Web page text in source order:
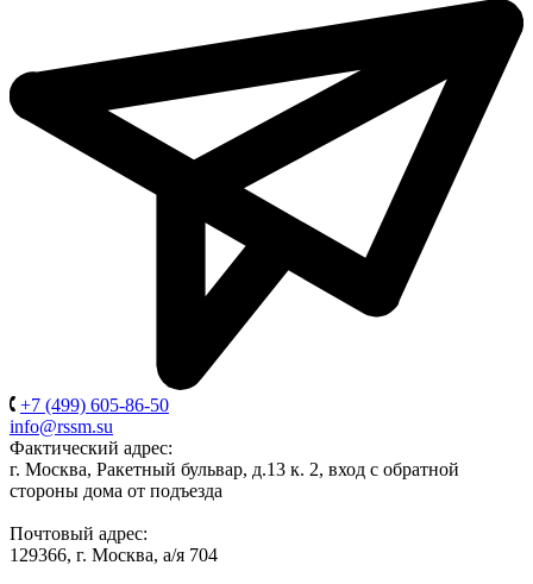
+7 (499) 605-86-50
info@rssm.su
Фактический адрес:
г. Москва, Ракетный бульвар, д.13 к. 2, вход с обратной
стороны дома от подъезда
Почтовый адрес:
129366, г. Москва, а/я 704